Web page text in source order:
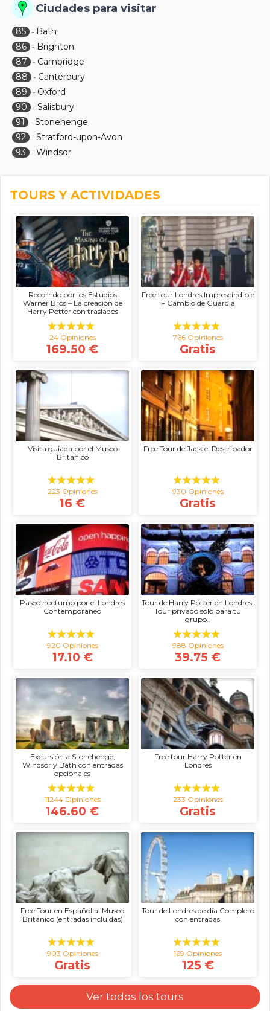
Ciudades para visitar
85 - Bath
86 - Brighton
87
- Cambridge
88
- Canterbury
89
- Oxford
90
- Salisbury
91
- Stonehenge
92 - Stratford-upon-Avon
93
- Windsor
TOURS Y ACTIVIDADES
Recorrido por los Estudios
Warner Bros – La creación de
Harry Potter con traslados
24 Opiniones
169.50 €
Free tour Londres Imprescindible
+ Cambio de Guardia
766 Opiniones
Gratis
Visita guiada por el Museo
Británico
223 Opiniones
16 €
Free Tour de Jack el Destripador
930 Opiniones
Gratis
Paseo nocturno por el Londres
Contemporáneo
920 Opiniones
17.10 €
Tour de Harry Potter en Londres.
Tour privado solo para tu
grupo..
988 Opiniones
39.75 €
Excursión a Stonehenge,
Windsor y Bath con entradas
opcionales
11244 Opiniones
146.60 €
Free tour Harry Potter en
Londres
233 Opiniones
Gratis
Free Tour en Español al Museo
Británico (entradas incluidas)
903 Opiniones
Gratis
Tour de Londres de día Completo
con entradas
169 Opiniones
125 €
Ver todos los tours